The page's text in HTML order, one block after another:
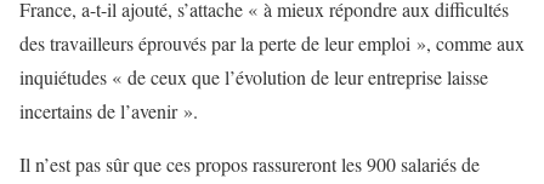
France, a-t-il ajouté, s’attache « à mieux répondre aux difficultés
des travailleurs éprouvés par la perte de leur emploi », comme aux
inquiétudes « de ceux que l’évolution de leur entreprise laisse
incertains de l’avenir ».
Il n’est pas sûr que ces propos rassureront les 900 salariés de